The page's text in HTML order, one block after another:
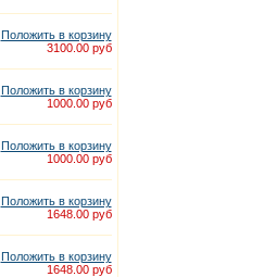
Положить в корзину
3100.00 руб
Положить в корзину
1000.00 руб
Положить в корзину
1000.00 руб
Положить в корзину
1648.00 руб
Положить в корзину
1648.00 руб